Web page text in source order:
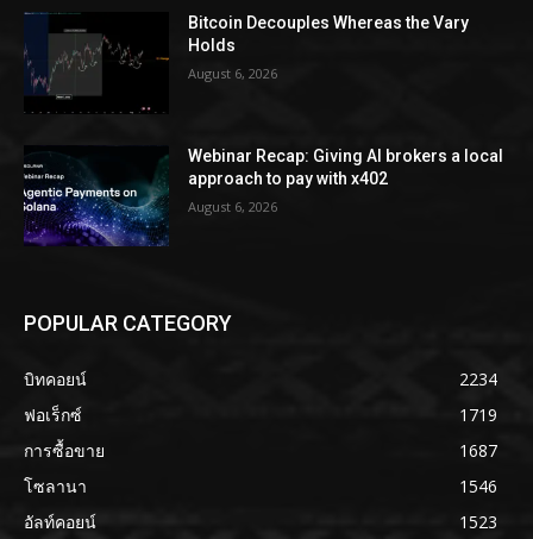
Bitcoin Decouples Whereas the Vary
Holds
August 6, 2026
Webinar Recap: Giving AI brokers a local
approach to pay with x402
August 6, 2026
POPULAR CATEGORY
บิทคอยน์
2234
ฟอเร็กซ์
1719
การซื้อขาย
1687
โซลานา
1546
อัลท์คอยน์
1523